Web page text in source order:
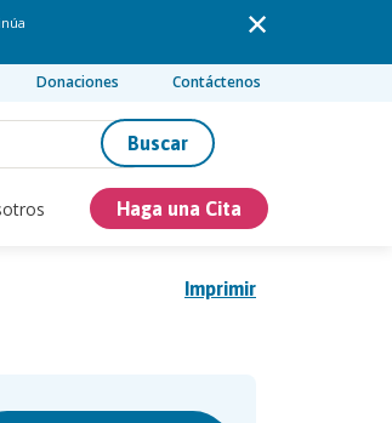
Donaciones Contáctenos
Buscar
Haga una Cita
Imprimir